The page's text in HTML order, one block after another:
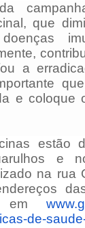
que
a
e coloque
estão
e
na rua
em
de-